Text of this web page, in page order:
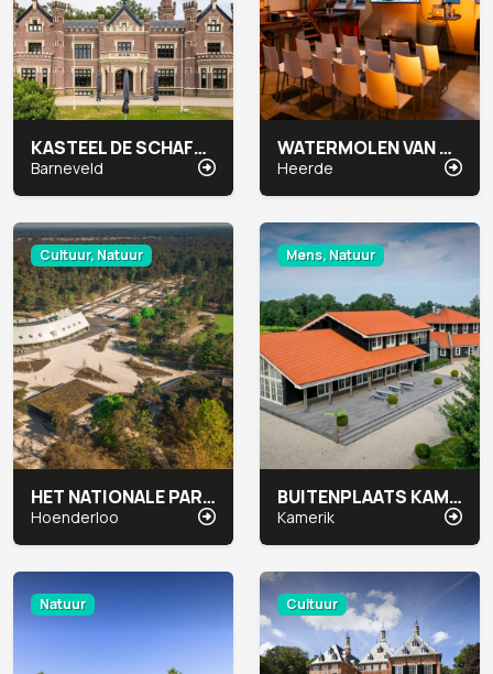
KASTEEL DE SCHAFFELAAR
Barneveld
WATERMOLEN VAN RAKHORST
Heerde
Cultuur, Natuur
HET NATIONALE PARK DE HOGE VELUWE
Hoenderloo
Mens, Natuur
BUITENPLAATS KAMERYCK
Kamerik
Natuur Cultuur